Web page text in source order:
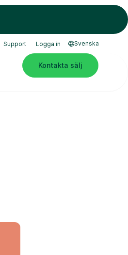
Support Logga in Svenska
Kontakta sälj